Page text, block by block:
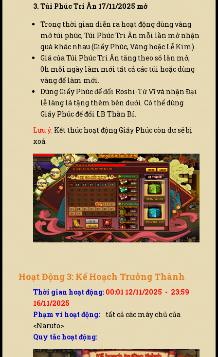
3. Túi Phúc Tri Ân 17/11/2025 mở
Trong thời gian diễn ra hoạt động dùng vàng
mở túi phúc, Túi Phúc Tri Ân mỗi lần mở nhận
quà khác nhau (Giấy Phúc, Vàng hoặc Lễ Kim).
Giá của Túi Phúc Tri Ân tăng theo số lần mở,
0h mỗi ngày làm mới tất cả các túi hoặc dùng
vàng để làm mới.
Dùng Giấy Phúc để đổi Roshi-Tứ Vĩ và nhận Đại
lễ làng lá tặng thêm bên dưới. Có thể dùng
Giấy Phúc để đổi LB Thần Bí.
Lưu ý: Kết thúc hoạt động Giấy Phúc còn dư sẽ bị
xoá.
Hoạt Động 3: Kế Hoạch Trưởng Thành
Thời gian hoạt động: 00:01 12/11/2025 - 23:59
16/11/2025
Phạm vi hoạt động: tất cả các máy chủ của
<Naruto>
Quy tắc hoạt động: